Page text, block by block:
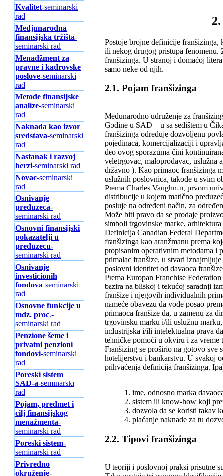
Kvalitet-seminarski
rad
Medjunarodna
finansijska tržišta-
seminarski rad
Menadžment za
pravne i kadrovske
poslove-seminarski
rad
Metode finansijske
analize-seminarski
rad
Naknada kao izvor
sredstava-seminarski
rad
Nastanak i razvoj
berzi-seminarski rad
Novac-seminarski
rad
Osnivanje
preduzeca-
seminarski rad
Osnovni finansijski
pokazatelji u
preduzecu-
seminarski rad
Osnivanje
investicionih
fondova-seminarski
rad
Osnovne funkcije u
mdz. proc.-
seminarski rad
Penzione šeme i
privatni penzioni
fondovi-seminarski
rad
Poreski sistem
SAD-a-seminarski
rad
Pojam, predmet i
cilj finansijskog
menažmenta-
seminarski rad
Poreski sistem-
seminarski rad
Privredno
okruženje-
Postoje brojne definicije franšizinga,
ili nekog drugog pristupa fenomenu.
franšizinga. U stranoj i domaćoj
samo neke od njih.
2.1. Pojam franšizinga
Međunarodno udruženje za
Godine u SAD – u sa sedištem u
franšizinga određuje dozvoljenu
pojedinaca, komercijalizaciji i
deo ovog sporazuma čini
veletrgovac, maloprodavac, uslužna
državno ). Kao primaoc franšizinga
uslužnih poslovnica, takođe u svim
Prema Charles Vaughn-u, prvom
distribucije u kojem matično
posluje na određeni način, za
Može biti pravo da se prodaje
simboli trgovinske marke,
Definicija Canadian Federal
franšizinga kao aranžmanu prema
propisanim operativnim metodama i
primalac franšize, u stvari
poslovni identitet od davaoca
Prema Europan Franchise
bazira na bliskoj i tekućoj saradnji
franšize i njegovih individualnih
nameće obavezu da vode posao
primaoca franšize da, u zamenu za
trgovinsku marku i/ili uslužnu
industrijska i/ili intelektualna prava
tehničke pomoći u okviru i za vreme
Franšizing se proširio na gotovo sve
hotelijerstvu i bankarstvu. U svakoj
prihvaćenja definicija franšizinga.
1. ime, odnosno marka
2. sistem ili know-how koji
3. dozvola da se koristi takav
4. plaćanje naknade za tu
2.2. Tipovi franšizinga
U teoriji i poslovnoj praksi prisutne